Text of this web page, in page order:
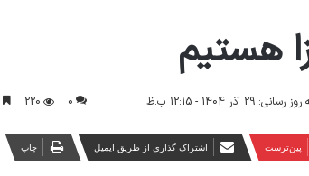
هستیم
29 آذر 1404 - 12:15 ب.ظ 0
220
‫پین‌ترست اشتراک گذاری از طریق ایمیل چاپ